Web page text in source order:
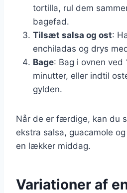
tortilla, rul dem
bagefad.
Tilsæt salsa og ost:
enchiladas og drys
Bage: Bag i ovnen ved
minutter, eller indtil
gylden.
Når de er færdige, kan du
ekstra salsa, guacamole
en lækker middag.
Variationer af